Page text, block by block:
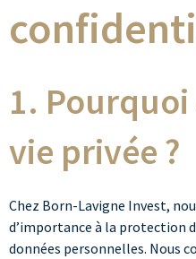
1.
vie privée ?
Chez Born-Lavigne Invest,
d’importance à la protection
données personnelles. Nous